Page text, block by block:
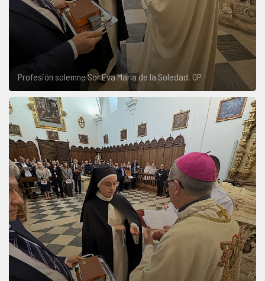
Profesión solemne Sor Eva María de la Soledad, OP